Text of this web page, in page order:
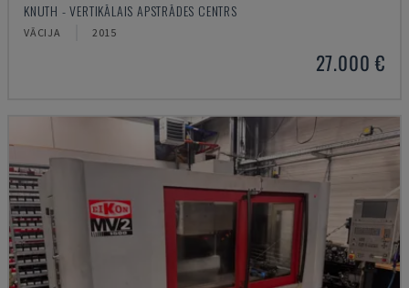
KNUTH - VERTIKĀLAIS APSTRĀDES CENTRS
VĀCIJA 2015
27.000 €